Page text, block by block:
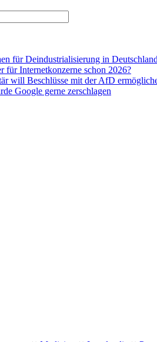
für Deindustrialisierung in Deutschland
für Internetkonzerne schon 2026?
will Beschlüsse mit der AfD
Google gerne zerschlagen